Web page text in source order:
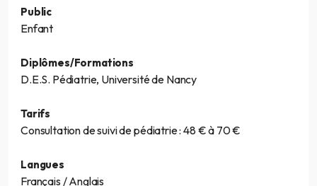
Public
Enfant
Diplômes/Formations
D.E.S. Pédiatrie, Université de Nancy
Tarifs
Consultation de suivi de pédiatrie : 48 € à 70 €
Langues
Français / Anglais